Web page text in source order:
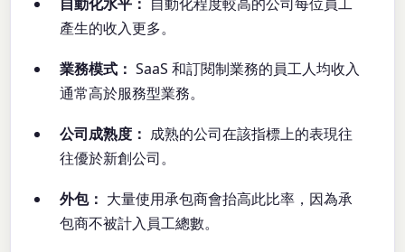
產生的收入更多。
業務模式： SaaS 和訂閱制業務的員工人均收入
通常高於服務型業務。
公司成熟度： 成熟的公司在該指標上的表現往
往優於新創公司。
外包： 大量使用承包商會抬高此比率，因為承
包商不被計入員工總數。